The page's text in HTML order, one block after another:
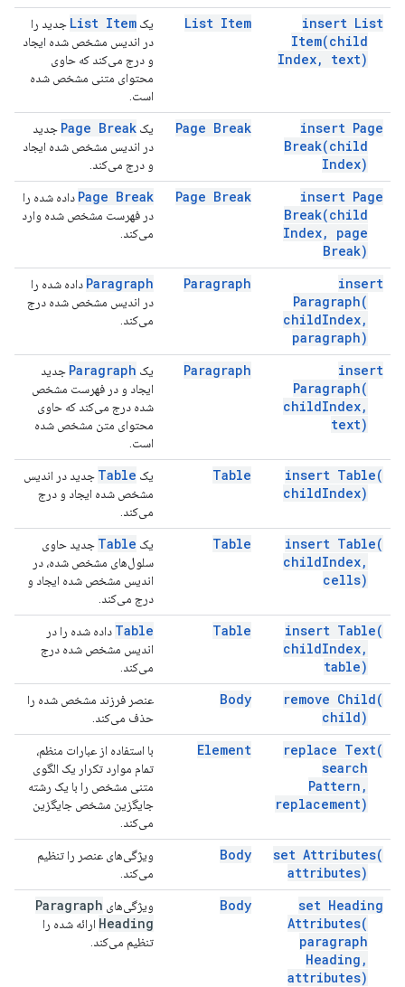
insert List
Item(child
Index, text)
List Item یک List Item جدید را
در اندیس مشخص شده ایجاد
و درج می‌کند که حاوی
محتوای متنی مشخص شده
است.
insert Page
Break(child
Index)
Page Break یک Page Break جدید
در اندیس مشخص شده ایجاد
و درج می‌کند.
insert Page
Break(child
Index,
page
Break)
Page Break
Page Break داده شده را
در فهرست مشخص شده وارد
می‌کند.
insert
Paragraph(
childIndex,
paragraph)
Paragraph
Paragraph داده شده را
در اندیس مشخص شده درج
می‌کند.
insert
Paragraph(
childIndex,
text)
Paragraph یک Paragraph جدید
ایجاد و در فهرست مشخص
شده درج می‌کند که حاوی
محتوای متن مشخص شده
است.
insert Table(
childIndex)
Table یک Table جدید در اندیس
مشخص شده ایجاد و درج
می‌کند.
insert Table(
childIndex,
cells)
Table یک Table جدید حاوی
سلول‌های مشخص شده، در
اندیس مشخص شده ایجاد و
درج می‌کند.
insert Table(
childIndex,
table)
Table
Table داده شده را در
اندیس مشخص شده درج
می‌کند.
remove Child(
child)
Body
عنصر فرزند مشخص شده را
حذف می‌کند.
replace Text(
search
Pattern ,
replacement)
Element
با استفاده از عبارات منظم،
تمام موارد تکرار یک الگوی
متنی مشخص را با یک رشته
جایگزین مشخص جایگزین
می‌کند.
set Attributes(
attributes)
Body
ویژگی‌های عنصر را تنظیم
می‌کند.
set Heading
Attributes(
paragraph
Heading ,
attributes)
Body ویژگی‌های Paragraph
Heading ارائه شده را
تنظیم می‌کند.